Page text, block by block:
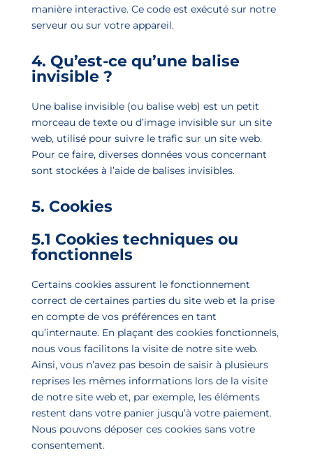
manière interactive. Ce code est exécuté sur notre
serveur ou sur votre appareil.
4. Qu’est-ce qu’une balise
invisible ?
Une balise invisible (ou balise web) est un petit
morceau de texte ou d’image invisible sur un site
web, utilisé pour suivre le trafic sur un site web.
Pour ce faire, diverses données vous concernant
sont stockées à l’aide de balises invisibles.
5. Cookies
5.1 Cookies techniques ou
fonctionnels
Certains cookies assurent le fonctionnement
correct de certaines parties du site web et la prise
en compte de vos préférences en tant
qu’internaute. En plaçant des cookies fonctionnels,
nous vous facilitons la visite de notre site web.
Ainsi, vous n’avez pas besoin de saisir à plusieurs
reprises les mêmes informations lors de la visite
de notre site web et, par exemple, les éléments
restent dans votre panier jusqu’à votre paiement.
Nous pouvons déposer ces cookies sans votre
consentement.